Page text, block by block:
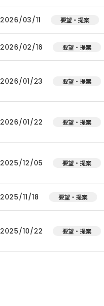
2026/03/11 要望・提案
2026/02/16 要望・提案
2026/01/23 要望・提案
2026/01/22 要望・提案
2025/12/05 要望・提案
2025/11/18 要望・提案
2025/10/22 要望・提案